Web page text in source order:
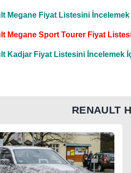
Megane Fiyat Listesini İncelemek
Megane Sport Tourer Fiyat
Kadjar Fiyat Listesini İncelemek
RENAULT